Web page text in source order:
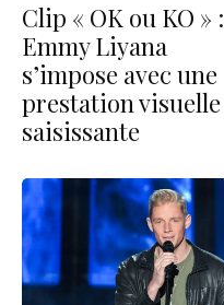
Clip « OK ou KO » :
Emmy Liyana
s’impose avec une
prestation visuelle
saisissante